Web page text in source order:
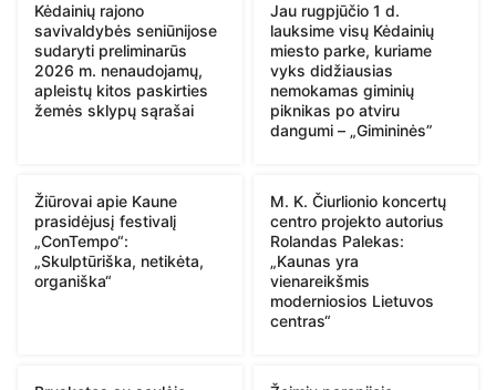
Kėdainių rajono
savivaldybės seniūnijose
sudaryti preliminarūs
2026 m. nenaudojamų,
apleistų kitos paskirties
žemės sklypų sąrašai
Jau rugpjūčio 1 d.
lauksime visų Kėdainių
miesto parke, kuriame
vyks didžiausias
nemokamas giminių
piknikas po atviru
dangumi – „Gimininės”
Žiūrovai apie Kaune
prasidėjusį festivalį
„ConTempo“:
„Skulptūriška, netikėta,
organiška“
M. K. Čiurlionio koncertų
centro projekto autorius
Rolandas Palekas:
„Kaunas yra
vienareikšmis
moderniosios Lietuvos
centras“